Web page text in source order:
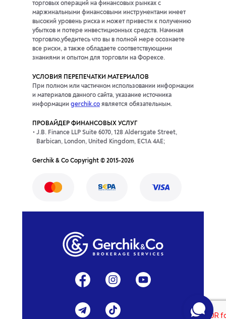
торговых операций на финансовых рынках с
маржинальными финансовыми инструментами имеет
высокий уровень риска и может привести к получению
убытков и потере инвестиционных средств. Начиная
торговлю,убедитесь что вы в полной мере осознаете
все риски, а также обладаете соответствующими
знаниями и опытом для торговли на Форексе.
УСЛОВИЯ ПЕРЕПЕЧАТКИ МАТЕРИАЛОВ
При полном или частичном использовании информации
и материалов данного сайта, указание источника
информации gerchik.co является обязательным.
ПРОВАЙДЕР ФИНАНСОВЫХ УСЛУГ
J.B. Finance LLP Suite 6070, 128 Aldersgate Street,
Barbican, London, United Kingdom, EC1A 4AE;
Gerchik & Co Copyright © 2015-2026